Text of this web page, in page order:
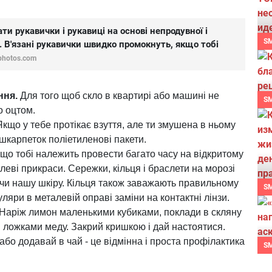
рукавички і рукавиці на основі непродувної і
рукавички швидко промокнуть, якщо тобі
Для того щоб скло в квартирі або машині не
оцтом.
у тебе протікає взуття, але ти змушена в ньому
поліетиленові пакети.
тобі належить провести багато часу на відкритому
прикраси. Сережки, кільця і браслети на морозі
нашу шкіру. Кільця також заважають правильному
в металевій оправі заміни на контактні лінзи.
лимон маленькими кубиками, поклади в скляну
ложками меду. Закрий кришкою і дай настоятися.
додавай в чай - це відмінна і проста профілактика